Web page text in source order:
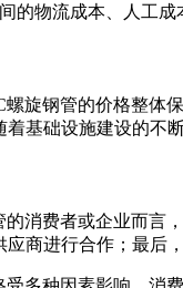
的物流成本、人工
螺旋钢管的价格整
基础设施建设的不
的消费者或企业而言
商进行合作；最后